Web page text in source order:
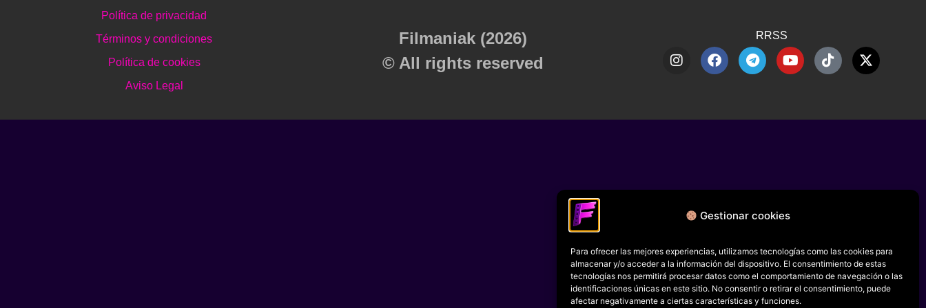
Gestionar cookies
Para ofrecer las mejores experiencias, utilizamos tecnologías como las cookies para
almacenar y/o acceder a la información del dispositivo. El consentimiento de estas
tecnologías nos permitirá procesar datos como el comportamiento de navegación o las
identificaciones únicas en este sitio. No consentir o retirar el consentimiento, puede
afectar negativamente a ciertas características y funciones.
Política de privacidad
Términos y condiciones
Política de cookies
Aviso Legal
Filmaniak (2026)
© All rights reserved
RRSS